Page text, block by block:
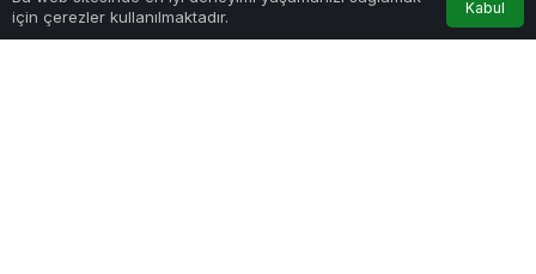
için çerezler kullanılmaktadır.
Kabul
Anasayfa Hesabım